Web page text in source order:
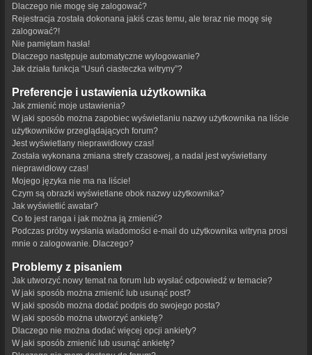
Dlaczego nie mogę się zalogować?
Rejestracja została dokonana jakiś czas temu, ale teraz nie mogę się
zalogować?!
Nie pamiętam hasła!
Dlaczego następuje automatyczne wylogowanie?
Jak działa funkcja “Usuń ciasteczka witryny”?
Preferencje i ustawienia użytkownika
Jak zmienić moje ustawienia?
W jaki sposób można zapobiec wyświetlaniu nazwy użytkownika na liście
użytkowników przeglądających forum?
Jest wyświetlany nieprawidłowy czas!
Została wykonana zmiana strefy czasowej, a nadal jest wyświetlany
nieprawidłowy czas!
Mojego języka nie ma na liście!
Czym są obrazki wyświetlane obok nazwy użytkownika?
Jak wyświetlić awatar?
Co to jest ranga i jak można ją zmienić?
Podczas próby wysłania wiadomości e-mail do użytkownika witryna prosi
mnie o zalogowanie. Dlaczego?
Problemy z pisaniem
Jak utworzyć nowy temat na forum lub wysłać odpowiedź w temacie?
W jaki sposób można zmienić lub usunąć post?
W jaki sposób można dodać podpis do swojego posta?
W jaki sposób można utworzyć ankietę?
Dlaczego nie można dodać więcej opcji ankiety?
W jaki sposób zmienić lub usunąć ankietę?